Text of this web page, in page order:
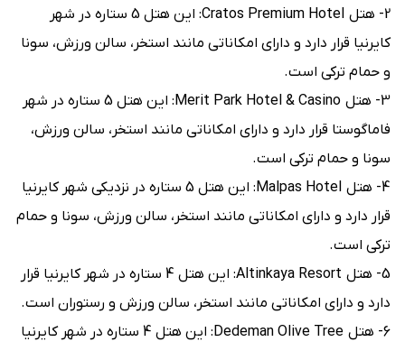
2- هتل Cratos Premium Hotel: این هتل 5 ستاره در شهر
کایرنیا قرار دارد و دارای امکاناتی مانند استخر، سالن ورزش، سونا
و حمام ترکی است.
3- هتل Merit Park Hotel & Casino: این هتل 5 ستاره در شهر
فاماگوستا قرار دارد و دارای امکاناتی مانند استخر، سالن ورزش،
سونا و حمام ترکی است.
4- هتل Malpas Hotel: این هتل 5 ستاره در نزدیکی شهر کایرنیا
قرار دارد و دارای امکاناتی مانند استخر، سالن ورزش، سونا و حمام
ترکی است.
5- هتل Altinkaya Resort: این هتل 4 ستاره در شهر کایرنیا قرار
دارد و دارای امکاناتی مانند استخر، سالن ورزش و رستوران است.
6- هتل Dedeman Olive Tree: این هتل 4 ستاره در شهر کایرنیا